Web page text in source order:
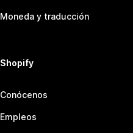
Moneda y traducción
Shopify
Conócenos
Empleos